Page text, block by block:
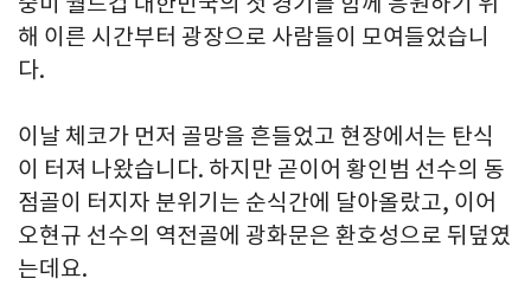
해 이른 시간부터 광장으로 사람들이 모여들었습니
다.
이날 체코가 먼저 골망을 흔들었고 현장에서는 탄식
이 터져 나왔습니다. 하지만 곧이어 황인범 선수의 동
점골이 터지자 분위기는 순식간에 달아올랐고, 이어
오현규 선수의 역전골에 광화문은 환호성으로 뒤덮였
는데요.